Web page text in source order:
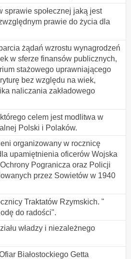
sprawie społecznej jaką jest
prawie do życia dla
żądań wzrostu wynagrodzeń
w sferze finansów publicznych,
stażowego uprawniającego
bez względu na wiek,
naliczania zakładowego
celem jest modlitwa w
Polski i Polaków.
organizowany w rocznicę
upamiętnienia oficerów Wojska
Pogranicza oraz Policji
przez Sowietów w 1940
Traktatów Rzymskich. "
do radości".
władzy i niezależnego
Białostockiego Getta